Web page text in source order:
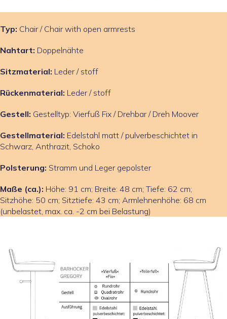
Typ: Chair / Chair with open armrests
Nahtart: Doppelnähte
Sitzmaterial: Leder / stoff
Rückenmaterial: Leder / stoff
Gestell: Gestelltyp: Vierfuß Fix / Drehbar / Dreh Moover
Gestellmaterial: Edelstahl matt / pulverbeschichtet in
Schwarz, Anthrazit, Schoko
Polsterung: Stramm und Leger gepolster
Maße (ca.): Höhe: 91 cm; Breite: 48 cm; Tiefe: 62 cm;
Sitzhöhe: 50 cm; Sitztiefe: 43 cm; Armlehnenhöhe: 68 cm
(unbelastet, max. ca. -2 cm bei Belastung)